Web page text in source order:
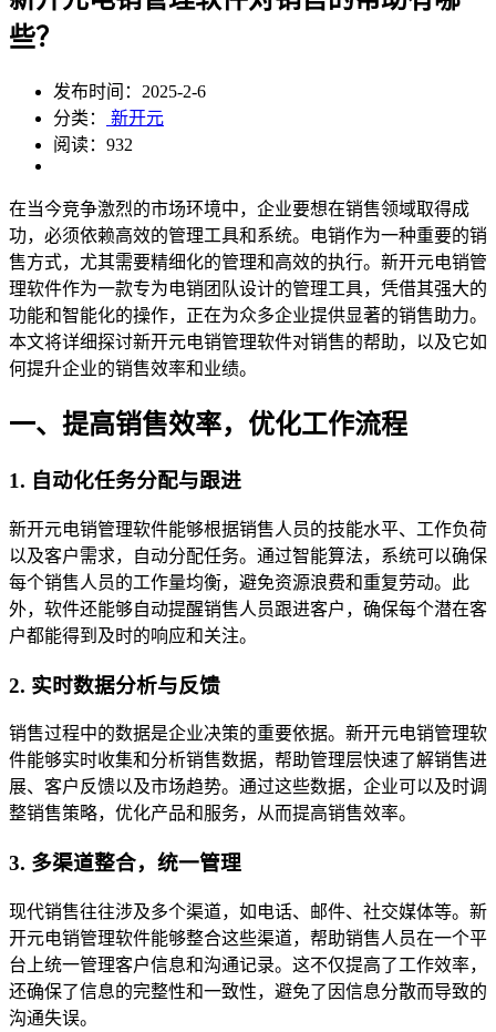
些？
发布时间：2025-2-6
分类：
新开元
阅读：932
在当今竞争激烈的市场环境中，企业要想在销售领域取得成
功，必须依赖高效的管理工具和系统。电销作为一种重要的销
售方式，尤其需要精细化的管理和高效的执行。新开元电销管
理软件作为一款专为电销团队设计的管理工具，凭借其强大的
功能和智能化的操作，正在为众多企业提供显著的销售助力。
本文将详细探讨新开元电销管理软件对销售的帮助，以及它如
何提升企业的销售效率和业绩。
一、提高销售效率，优化工作流程
1. 自动化任务分配与跟进
新开元电销管理软件能够根据销售人员的技能水平、工作负荷
以及客户需求，自动分配任务。通过智能算法，系统可以确保
每个销售人员的工作量均衡，避免资源浪费和重复劳动。此
外，软件还能够自动提醒销售人员跟进客户，确保每个潜在客
户都能得到及时的响应和关注。
2. 实时数据分析与反馈
销售过程中的数据是企业决策的重要依据。新开元电销管理软
件能够实时收集和分析销售数据，帮助管理层快速了解销售进
展、客户反馈以及市场趋势。通过这些数据，企业可以及时调
整销售策略，优化产品和服务，从而提高销售效率。
3. 多渠道整合，统一管理
现代销售往往涉及多个渠道，如电话、邮件、社交媒体等。新
开元电销管理软件能够整合这些渠道，帮助销售人员在一个平
台上统一管理客户信息和沟通记录。这不仅提高了工作效率，
还确保了信息的完整性和一致性，避免了因信息分散而导致的
沟通失误。